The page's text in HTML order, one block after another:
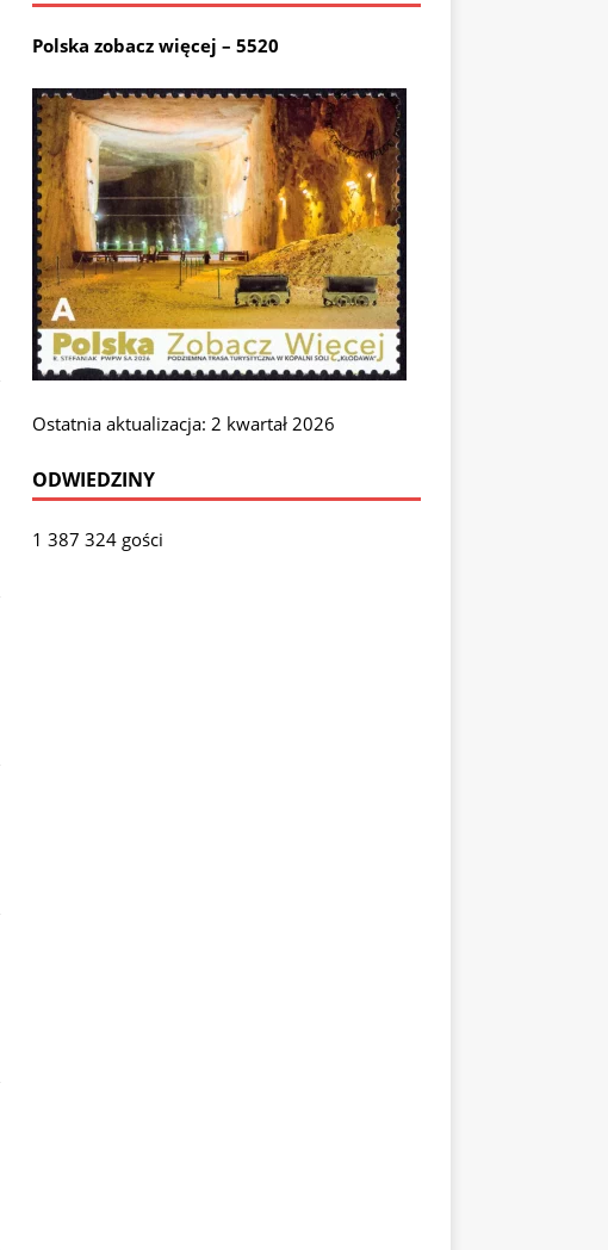
Polska zobacz więcej – 5520
Ostatnia aktualizacja: 2 kwartał 2026
ODWIEDZINY
1 387 324 gości